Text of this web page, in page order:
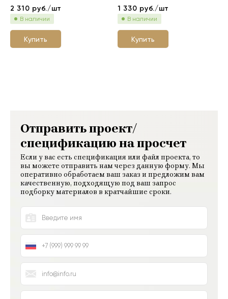
2 310 руб./шт
В наличии
Купить
1 330 руб./шт
В наличии
Купить
Отправить проект/
спецификацию на просчет
Если у вас есть спецификация или файл проекта, то
вы можете отправить нам через данную форму. Мы
оперативно обработаем ваш заказ и предложим вам
качественную, подходящую под ваш запрос
подборку материалов в кратчайшие сроки.